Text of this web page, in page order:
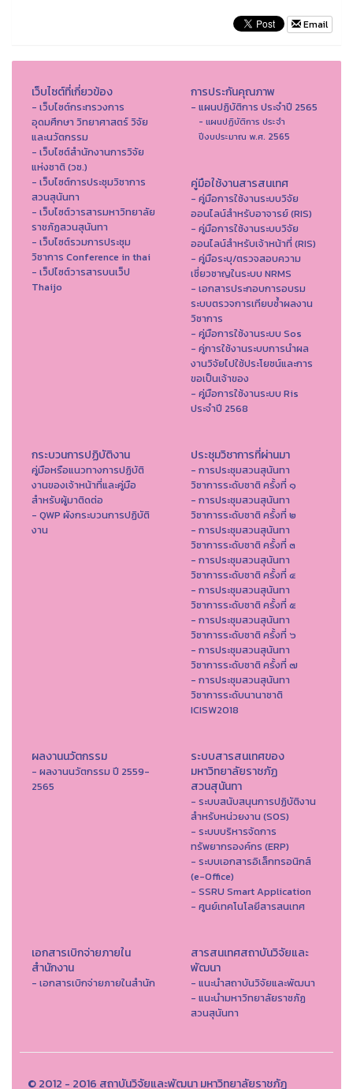
Email
เว็บไซต์ที่เกี่ยวข้อง
- เว็บไซต์กระทรวงการ
อุดมศึกษา วิทยาศาสตร์ วิจัย
และนวัตกรรม
- เว็บไซต์สำนักงานการวิจัย
แห่งชาติ (วช.)
- เว็บไซต์การประชุมวิชาการ
สวนสุนันทา
- เว็บไซต์วารสารมหาวิทยาลัย
ราชภัฏสวนสุนันทา
- เว็บไซต์รวมการประชุม
วิชาการ Conference in thai
- เว็ปไซต์วารสารบนเว็ป
Thaijo
การประกันคุณภาพ
- แผนปฏิบัติการ ประจำปี 2565
- แผนปฏิบัติการ ประจำ
ปีงบประมาณ พ.ศ. 2565
คู่มือใช้งานสารสนเทศ
- คู่มือการใช้งานระบบวิจัย
ออนไลน์สำหรับอาจารย์ (RIS)
- คู่มือการใช้งานระบบวิจัย
ออนไลน์สำหรับเจ้าหน้าที่ (RIS)
- คู่มือระบุ/ตรวจสอบความ
เชี่ยวชาญในระบบ NRMS
- เอกสารประกอบการอบรม
ระบบตรวจการเทียบซ้ำผลงาน
วิชาการ
- คู่มือการใช้งานระบบ Sos
- คู่การใช้งานระบบการนำผล
งานวิจัยไปใช้ประโยชน์และการ
ขอเป็นเจ้าของ
- คู่มือการใช้งานระบบ Ris
ประจำปี 2568
กระบวนการปฏิบัติงาน
คู่มือหรือแนวทางการปฏิบัติ
งานของเจ้าหน้าที่และคู่มือ
สำหรับผู้มาติดต่อ
- QWP ผังกระบวนการปฏิบัติ
งาน
ประชุมวิชาการที่ผ่านมา
- การประชุมสวนสุนันทา
วิชาการระดับชาติ ครั้งที่ ๑
- การประชุมสวนสุนันทา
วิชาการระดับชาติ ครั้งที่ ๒
- การประชุมสวนสุนันทา
วิชาการระดับชาติ ครั้งที่ ๓
- การประชุมสวนสุนันทา
วิชาการระดับชาติ ครั้งที่ ๔
- การประชุมสวนสุนันทา
วิชาการระดับชาติ ครั้งที่ ๕
- การประชุมสวนสุนันทา
วิชาการระดับชาติ ครั้งที่ ๖
- การประชุมสวนสุนันทา
วิชาการระดับชาติ ครั้งที่ ๗
- การประชุมสวนสุนันทา
วิชาการระดับนานาชาติ
ICISW2018
ผลงานนวัตกรรม
- ผลงานนวัตกรรม ปี 2559-
2565
ระบบสารสนเทศของ
มหาวิทยาลัยราชภัฏ
สวนสุนันทา
- ระบบสนับสนุนการปฏิบัติงาน
สำหรับหน่วยงาน (SOS)
- ระบบบริหารจัดการ
ทรัพยากรองค์กร (ERP)
- ระบบเอกสารอิเล็กทรอนิกส์
(e-Office)
- SSRU Smart Application
- ศูนย์เทคโนโลยีสารสนเทศ
เอกสารเบิกจ่ายภายใน
สำนักงาน
- เอกสารเบิกจ่ายภายในสำนัก
สารสนเทศสถาบันวิจัยและ
พัฒนา
- แนะนำสถาบันวิจัยและพัฒนา
- แนะนำมหาวิทยาลัยราชภัฏ
สวนสุนันทา
© 2012 - 2016 สถาบันวิจัยและพัฒนา มหาวิทยาลัยราชภัฏ